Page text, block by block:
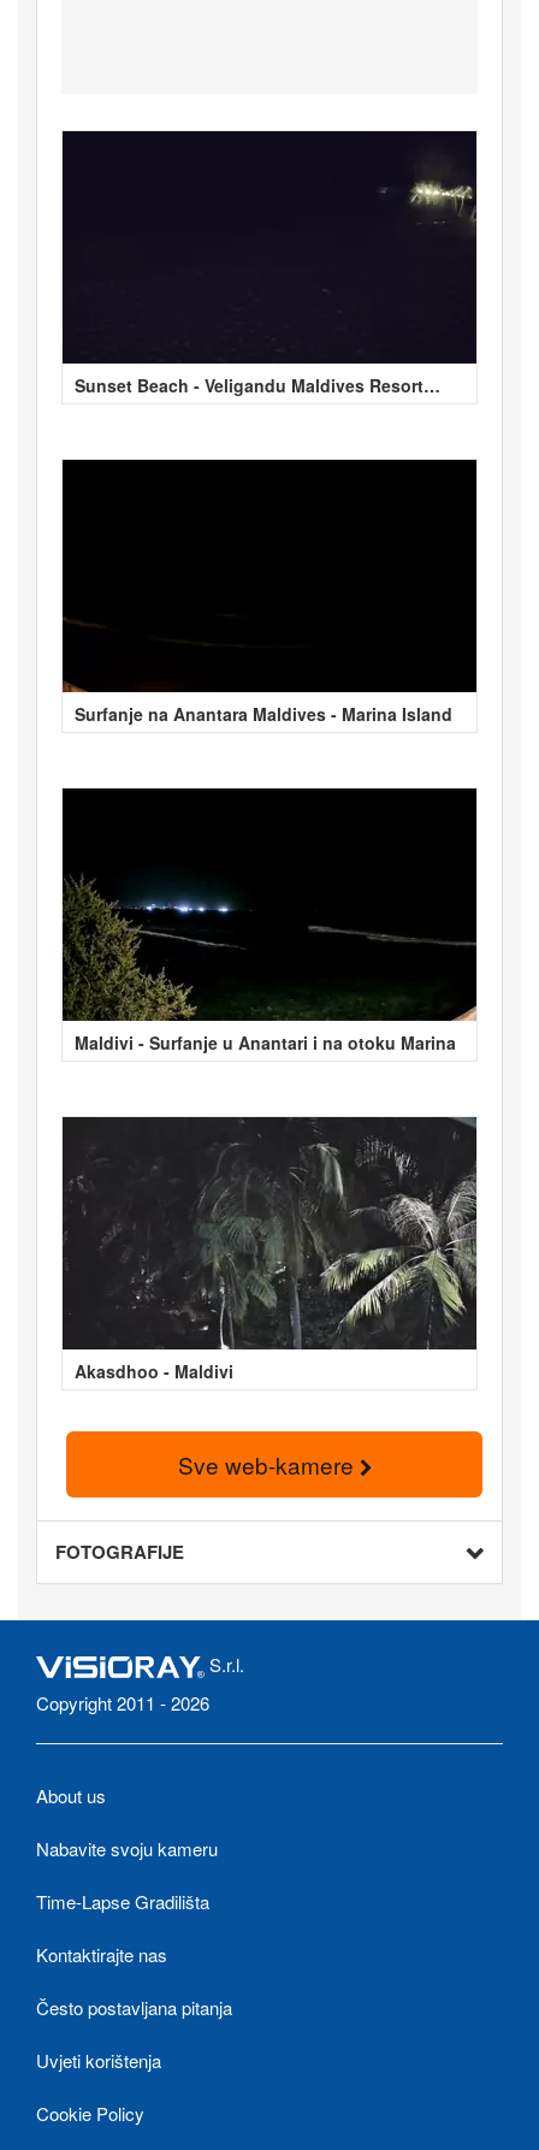
Sunset Beach - Veligandu Maldives Resort
Island
Surfanje na Anantara Maldives - Marina Island
Maldivi - Surfanje u Anantari i na otoku Marina
Akasdhoo - Maldivi
Sve web-kamere
FOTOGRAFIJE
S.r.l.
Copyright 2011 - 2026
About us
Nabavite svoju kameru
Time-Lapse Gradilišta
Kontaktirajte nas
Često postavljana pitanja
Uvjeti korištenja
Cookie Policy